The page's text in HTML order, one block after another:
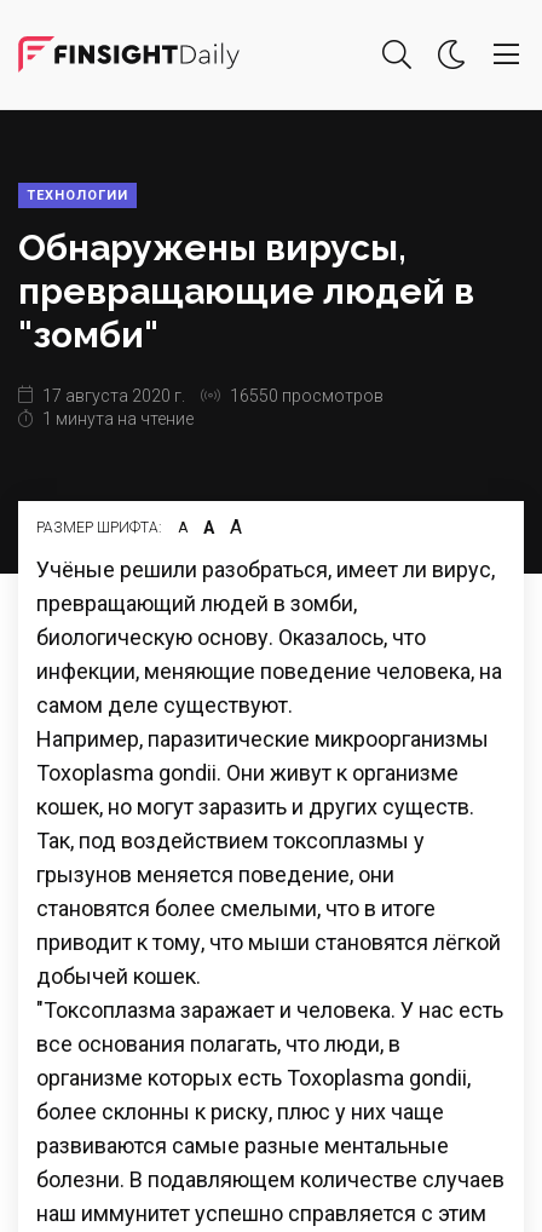
ТЕХНОЛОГИИ
Обнаружены вирусы,
превращающие людей в
"зомби"
17 августа 2020 г.
16550 просмотров
1 минута на чтение
РАЗМЕР ШРИФТА: А А А
Учёные решили разобраться, имеет ли вирус,
превращающий людей в зомби,
биологическую основу. Оказалось, что
инфекции, меняющие поведение человека, на
самом деле существуют.
Например, паразитические микроорганизмы
Toxoplasma gondii. Они живут к организме
кошек, но могут заразить и других существ.
Так, под воздействием токсоплазмы у
грызунов меняется поведение, они
становятся более смелыми, что в итоге
приводит к тому, что мыши становятся лёгкой
добычей кошек.
"Токсоплазма заражает и человека. У нас есть
все основания полагать, что люди, в
организме которых есть Toxoplasma gondii,
более склонны к риску, плюс у них чаще
развиваются самые разные ментальные
болезни. В подавляющем количестве случаев
наш иммунитет успешно справляется с этим